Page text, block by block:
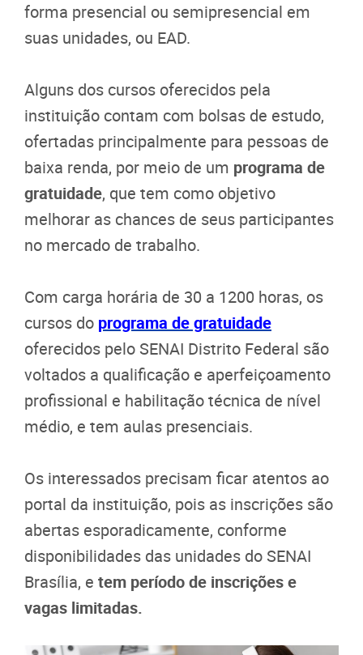
forma presencial ou semipresencial em
suas unidades, ou EAD.
Alguns dos cursos oferecidos pela
instituição contam com bolsas de estudo,
ofertadas principalmente para pessoas de
baixa renda, por meio de um programa de
gratuidade, que tem como objetivo
melhorar as chances de seus participantes
no mercado de trabalho.
Com carga horária de 30 a 1200 horas, os
cursos do programa de gratuidade
oferecidos pelo SENAI Distrito Federal são
voltados a qualificação e aperfeiçoamento
profissional e habilitação técnica de nível
médio, e tem aulas presenciais.
Os interessados precisam ficar atentos ao
portal da instituição, pois as inscrições são
abertas esporadicamente, conforme
disponibilidades das unidades do SENAI
Brasília, e tem período de inscrições e
vagas limitadas.